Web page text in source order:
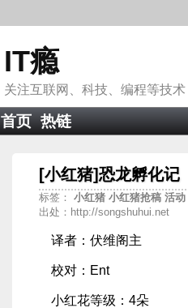
IT瘾
关注互联网、科技、编程等技术
首页 热链
[小红猪]恐龙孵化记
标签： 小红猪 小红猪抢稿 活动
出处：http://songshuhui.net
译者：伏维阁主
校对：Ent
小红花等级：4朵